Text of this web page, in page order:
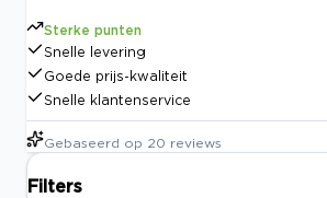
Sterke punten
Snelle levering
Goede prijs-kwaliteit
Snelle klantenservice
Gebaseerd op 20 reviews
Filters